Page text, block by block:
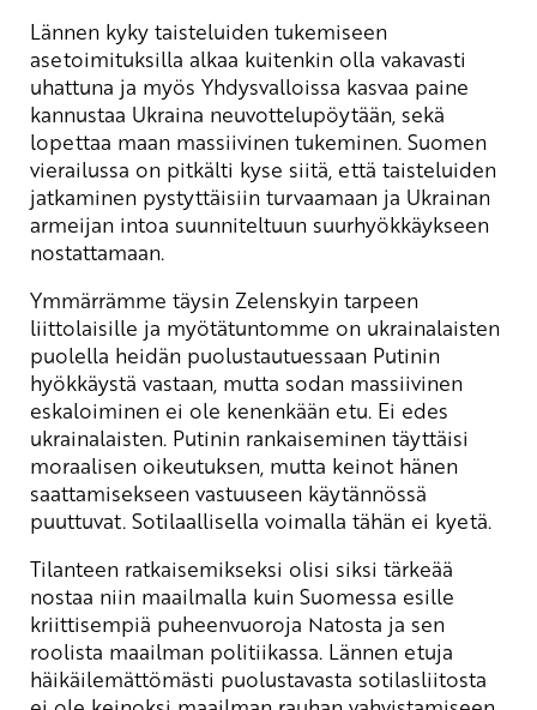
Lännen kyky taisteluiden tukemiseen
asetoimituksilla alkaa kuitenkin olla vakavasti
uhattuna ja myös Yhdysvalloissa kasvaa paine
kannustaa Ukraina neuvottelupöytään, sekä
lopettaa maan massiivinen tukeminen. Suomen
vierailussa on pitkälti kyse siitä, että taisteluiden
jatkaminen pystyttäisiin turvaamaan ja Ukrainan
armeijan intoa suunniteltuun suurhyökkäykseen
nostattamaan.
Ymmärrämme täysin Zelenskyin tarpeen
liittolaisille ja myötätuntomme on ukrainalaisten
puolella heidän puolustautuessaan Putinin
hyökkäystä vastaan, mutta sodan massiivinen
eskaloiminen ei ole kenenkään etu. Ei edes
ukrainalaisten. Putinin rankaiseminen täyttäisi
moraalisen oikeutuksen, mutta keinot hänen
saattamisekseen vastuuseen käytännössä
puuttuvat. Sotilaallisella voimalla tähän ei kyetä.
Tilanteen ratkaisemikseksi olisi siksi tärkeää
nostaa niin maailmalla kuin Suomessa esille
kriittisempiä puheenvuoroja Natosta ja sen
roolista maailman politiikassa. Lännen etuja
häikäilemättömästi puolustavasta sotilasliitosta